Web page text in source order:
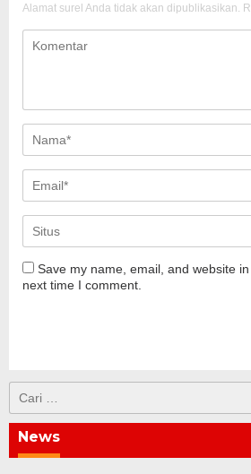
Alamat surel Anda tidak akan dipublikasikan.
Save my name, email, and website
next time I comment.
untuk:
News